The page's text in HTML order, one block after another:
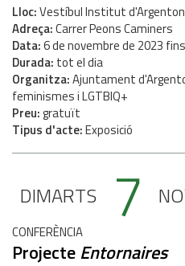
Lloc Vestíbul Institut
Adreça Carrer Peons Caminers
Data 6denovembrede 2023
Durada tot el dia
Organitza Ajuntament
feminismes i LGTBIQ+
Preu gratuït
Tipus d'acte Exposició
DIMARTS 7
CONFERÈNCIA
ProjecteEntornaires